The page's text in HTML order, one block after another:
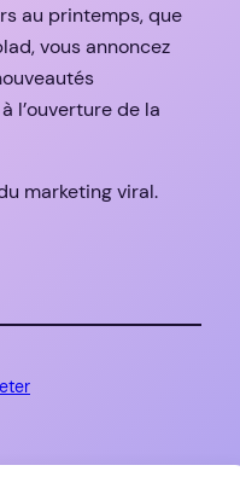
au printemps, que
vous annoncez
l’ouverture de la
marketing viral.